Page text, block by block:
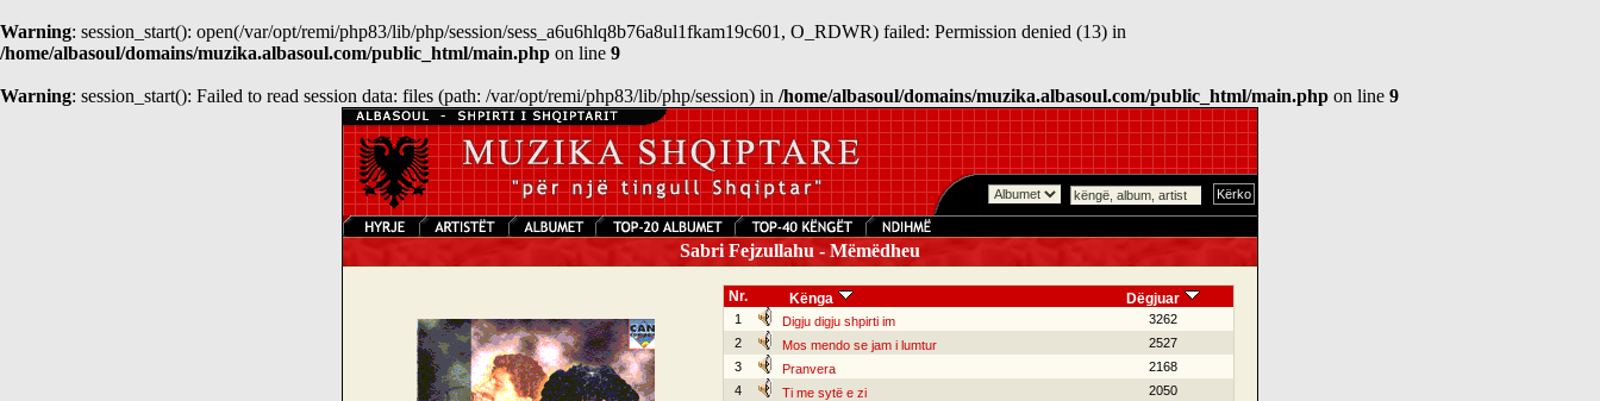
Warning: session_start(): open(/var/opt/remi/php83/lib/php/session/sess_a6u6hlq8b76a8ul1fkam19c601, O_RDWR) failed: Permission denied (13) in
/home/albasoul/domains/muzika.albasoul.com/public_html/main.php on line 9
Warning: session_start(): Failed to read session data: files (path: /var/opt/remi/php83/lib/php/session) in /home/albasoul/domains/muzika.albasoul.com/public_html/main.php on line 9
Sabri Fejzullahu - Mëmëdheu
Nr. Kënga Dëgjuar
1 Digju digju shpirti im
3262
2
Mos mendo se jam i lumtur
2527
3
Pranvera
2168
4
Ti me sytë e zi
2050